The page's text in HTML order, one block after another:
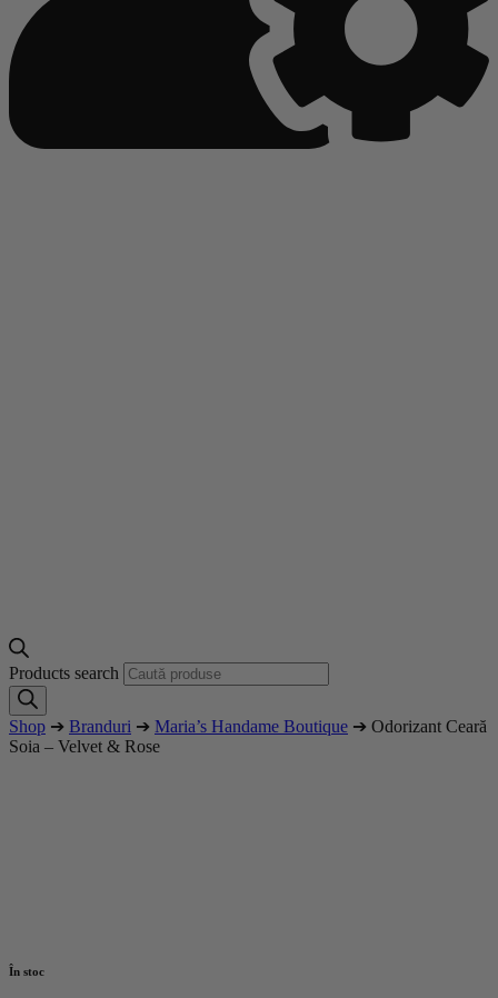
Products search
Shop ➔ Branduri ➔ Maria’s Handame Boutique ➔ Odorizant Ceară
Soia – Velvet & Rose
În stoc